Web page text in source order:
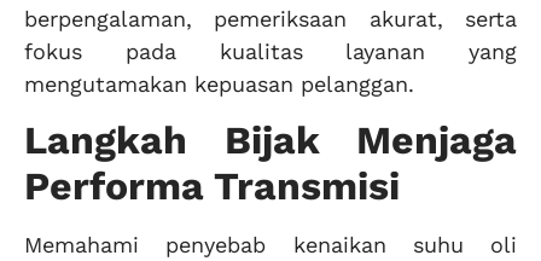
berpengalaman, pemeriksaan akurat, serta
fokus pada kualitas layanan yang
mengutamakan kepuasan pelanggan.
Langkah Bijak Menjaga
Performa Transmisi
Memahami penyebab kenaikan suhu oli